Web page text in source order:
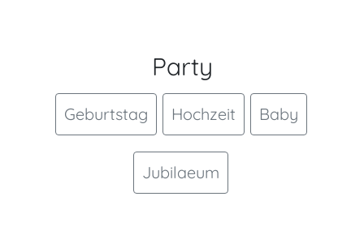
Party
Geburtstag Hochzeit Baby
Jubilaeum